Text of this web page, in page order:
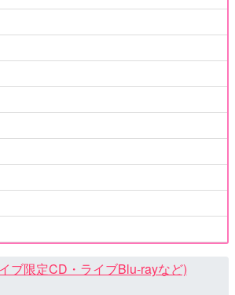
ブ限定CD・ライブBlu-rayなど)